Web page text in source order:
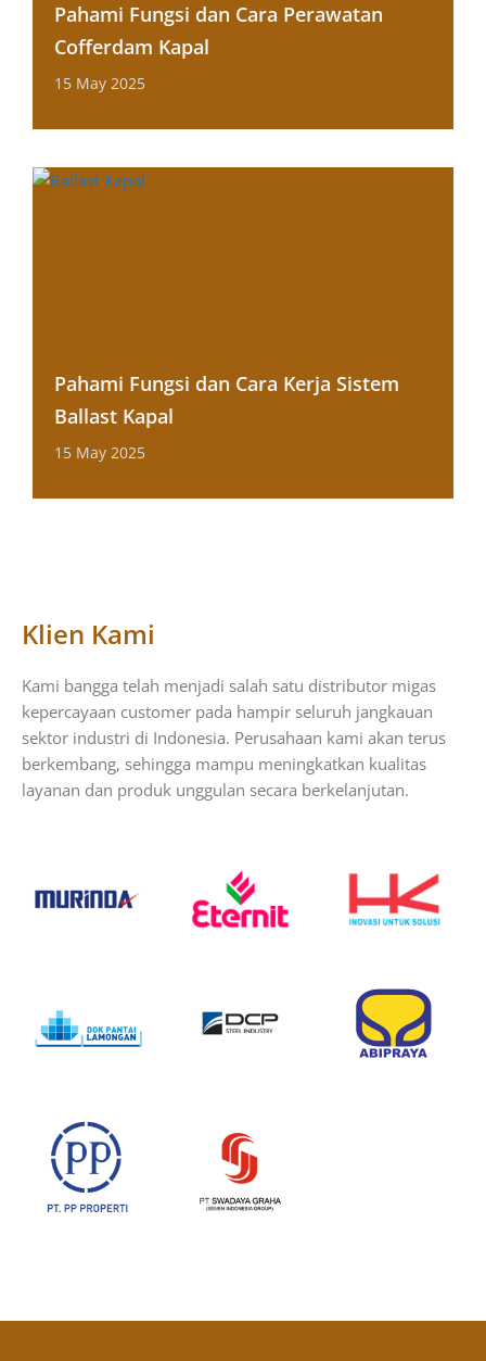
Pahami Fungsi dan Cara Perawatan
Cofferdam Kapal
15 May 2025
Pahami Fungsi dan Cara Kerja Sistem
Ballast Kapal
15 May 2025
Klien Kami
Kami bangga telah menjadi salah satu distributor migas
kepercayaan customer pada hampir seluruh jangkauan
sektor industri di Indonesia. Perusahaan kami akan terus
berkembang, sehingga mampu meningkatkan kualitas
layanan dan produk unggulan secara berkelanjutan.